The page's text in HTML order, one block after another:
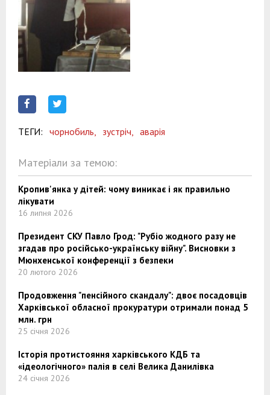
ТЕГИ: чорнобиль, зустріч, аварія
Матеріали за темою:
Кропив'янка у дітей: чому виникає і як правильно
лікувати
16 липня 2026
Президент СКУ Павло Грод: "Рубіо жодного разу не
згадав про російсько-українську війну". Висновки з
Мюнхенської конференції з безпеки
20 лютого 2026
Продовження "пенсійного скандалу": двоє посадовців
Харківської обласної прокуратури отримали понад 5
млн. грн
25 січня 2026
Історія протистояння харківського КДБ та
«ідеологічного» палія в селі Велика Данилівка
24 січня 2026